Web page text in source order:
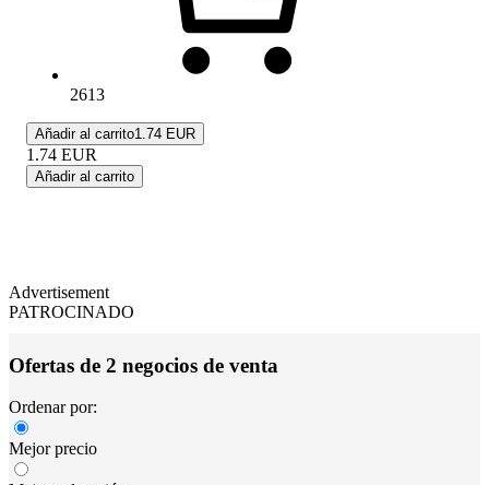
2613
Añadir al carrito1.74 EUR
1.74 EUR
Añadir al carrito
Advertisement
PATROCINADO
Ofertas de 2 negocios de venta
Ordenar por:
Mejor precio